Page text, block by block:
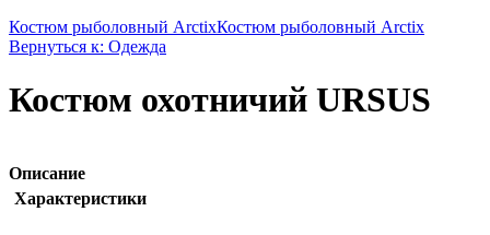
Костюм рыболовный ArctixКостюм рыболовный Arctix
Вернуться к: Одежда
Костюм охотничий URSUS
Описание
Характеристики